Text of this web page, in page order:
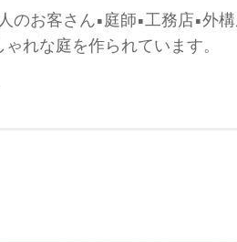
のお客さん•庭師•工務店•外
れな庭を作られています。